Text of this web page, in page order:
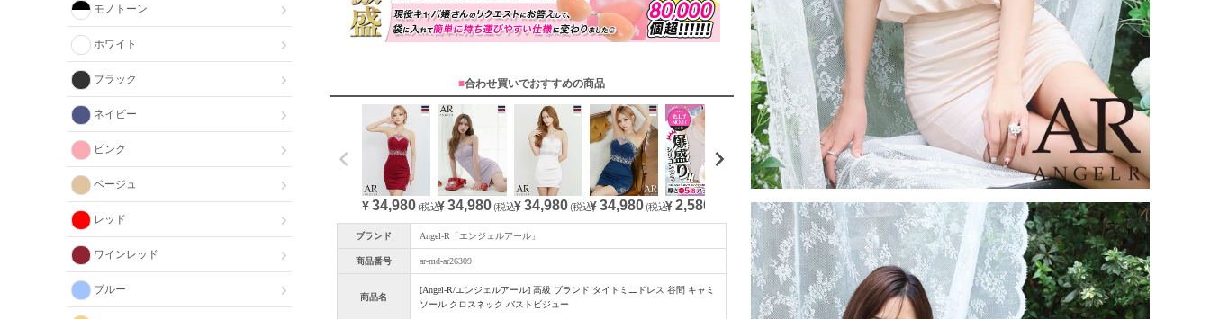
モノトーン
ホワイト
ブラック
ネイビー
ピンク
ベージュ
レッド
ワインレッド
ブルー
■合わせ買いでおすすめの商品
¥34,980(税込)
¥ 34,980(税込)¥34,980 (税込)¥34,980 (税込)¥2,580 2,530(税込)
¥3,850(税込)
¥28,380(税込)¥ 32,780(税込)
ブランド Angel-R「エンジェルアール」
商品番号 ar-md-ar26309
商品名
[Angel-R/エンジェルアール] 高級 ブランド タイトミニドレス 谷間 キャミ
ソール クロスネック バストビジュー